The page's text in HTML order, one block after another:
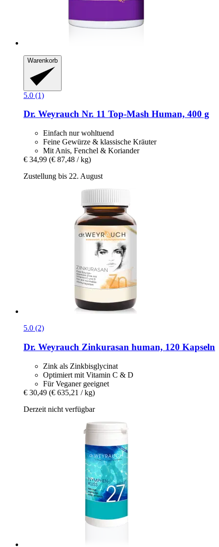
Warenkorb
5.0 (1)
Dr. Weyrauch Nr. 11 Top-​Mash Human, 400 g
Einfach nur wohltuend
Feine Gewürze & klassische Kräuter
Mit Anis, Fenchel & Koriander
€ 34,99 (€ 87,48 / kg)
Zustellung bis 22. August
5.0 (2)
Dr. Weyrauch Zinkurasan human, 120 Kapseln
Zink als Zinkbisglycinat
Optimiert mit Vitamin C & D
Für Veganer geeignet
€ 30,49 (€ 635,21 / kg)
Derzeit nicht verfügbar